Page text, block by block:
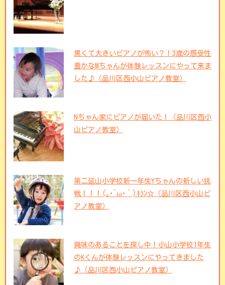
黒くて大きいピアノが怖い？！3歳の感受性
豊かなMちゃんが体験レッスンにやって来ま
した♪（品川区西小山ピアノ教室）
Nちゃん家にピアノが届いた！（品川区西小
山ピアノ教室）
第二延山小学校新一年生Yちゃんの新しい挑
戦！！！(｡･`ω･´)ｷﾗﾝ☆（品川区西小山ピ
アノ教室）
興味のあることを探し中！小山小学校1年生
のKくんが体験レッスンにやってきました
♪（品川区西小山ピアノ教室）